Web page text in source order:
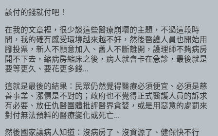
該付的錢就付吧！
在我的文章裡，很少談這些醫療崩壞的主題，不過這段時
間，我的確有感受環境越來越不好，然後醫護人員也開始用
腳投票，新人不願意加入、舊人不斷離開，護理師不夠病房
開不下去，縮病房縮床之後，病人就會卡在急診，最後就是
要等更久、要花更多錢...
這就是最後的結果：民眾仍然覺得醫療必須便宜、必須是慈
善事業、漲價是不對的；政府也不覺得正式醫護人員的訴求
有必要、放任仇醫團體批評醫界貪婪，或是用惡意的處罰來
對付無法預料的醫療變化或死亡...
然後國家讓病人知道：沒病房了、沒資源了、健保快不行